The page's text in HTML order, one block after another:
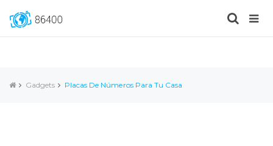
Gadgets Placas De Números Para Tu Casa